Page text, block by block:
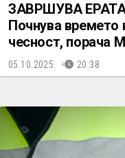
ЗАВРШУВА
Почнува времето
чесност, порача
05.10.2025. 20:38